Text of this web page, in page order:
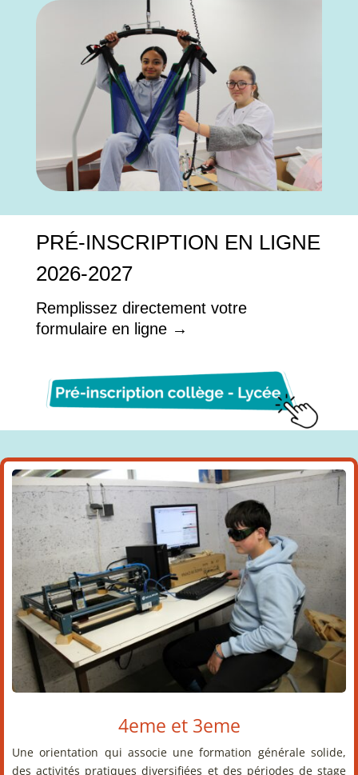
PRÉ-INSCRIPTION EN LIGNE
2026-2027
Remplissez directement votre
formulaire en ligne →
4eme et 3eme
Une orientation qui associe une formation générale solide,
des activités pratiques diversifiées et des périodes de stage